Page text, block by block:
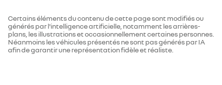
Certains éléments du contenu de cette page sont modifiés ou
générés par l'intelligence artificielle, notamment les arrières-
plans, les illustrations et occasionnellement certaines personnes.
Néanmoins les véhicules présentés ne sont pas générés par IA
afin de garantir une représentation fidèle et réaliste.